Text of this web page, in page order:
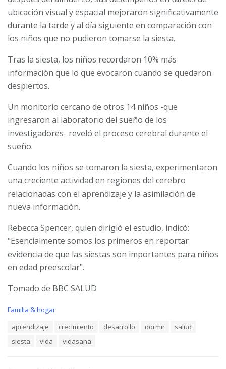
ubicación visual y espacial mejoraron significativamente
durante la tarde y al día siguiente en comparación con
los niños que no pudieron tomarse la siesta.
Tras la siesta, los niños recordaron 10% más
información que lo que evocaron cuando se quedaron
despiertos.
Un monitorio cercano de otros 14 niños -que
ingresaron al laboratorio del sueño de los
investigadores- reveló el proceso cerebral durante el
sueño.
Cuando los niños se tomaron la siesta, experimentaron
una creciente actividad en regiones del cerebro
relacionadas con el aprendizaje y la asimilación de
nueva información.
Rebecca Spencer, quien dirigió el estudio, indicó:
"Esencialmente somos los primeros en reportar
evidencia de que las siestas son importantes para niños
en edad preescolar".
Tomado de BBC SALUD
C
Familia & hogar
aprendizaje crecimiento desarrollo dormir
salud
siesta
vida vidasana